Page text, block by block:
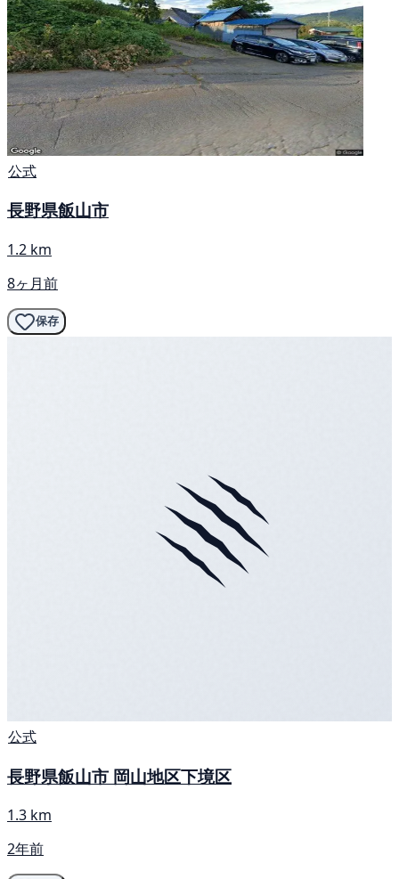
公式
長野県飯山市
1.2 km
8ヶ月前
保存
公式
長野県飯山市 岡山地区下境区
1.3 km
2年前